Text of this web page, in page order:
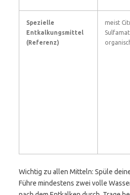
Spezielle
Entkalkungsmittel
(Referenz)
meist
Wichtig zu allen Mitteln: Spüle
Führe mindestens zwei volle